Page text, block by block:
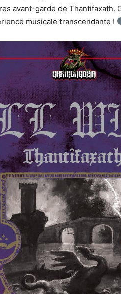
avant-garde de Thantifaxath.
musicale transcendante !